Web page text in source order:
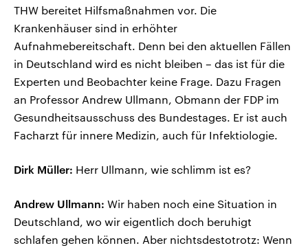
THW bereitet Hilfsmaßnahmen vor. Die
Krankenhäuser sind in erhöhter
Aufnahmebereitschaft. Denn bei den aktuellen Fällen
in Deutschland wird es nicht bleiben – das ist für die
Experten und Beobachter keine Frage. Dazu Fragen
an Professor Andrew Ullmann, Obmann der FDP im
Gesundheitsausschuss des Bundestages. Er ist auch
Facharzt für innere Medizin, auch für Infektiologie.
Dirk Müller: Herr Ullmann, wie schlimm ist es?
Andrew Ullmann: Wir haben noch eine Situation in
Deutschland, wo wir eigentlich doch beruhigt
schlafen gehen können. Aber nichtsdestotrotz: Wenn